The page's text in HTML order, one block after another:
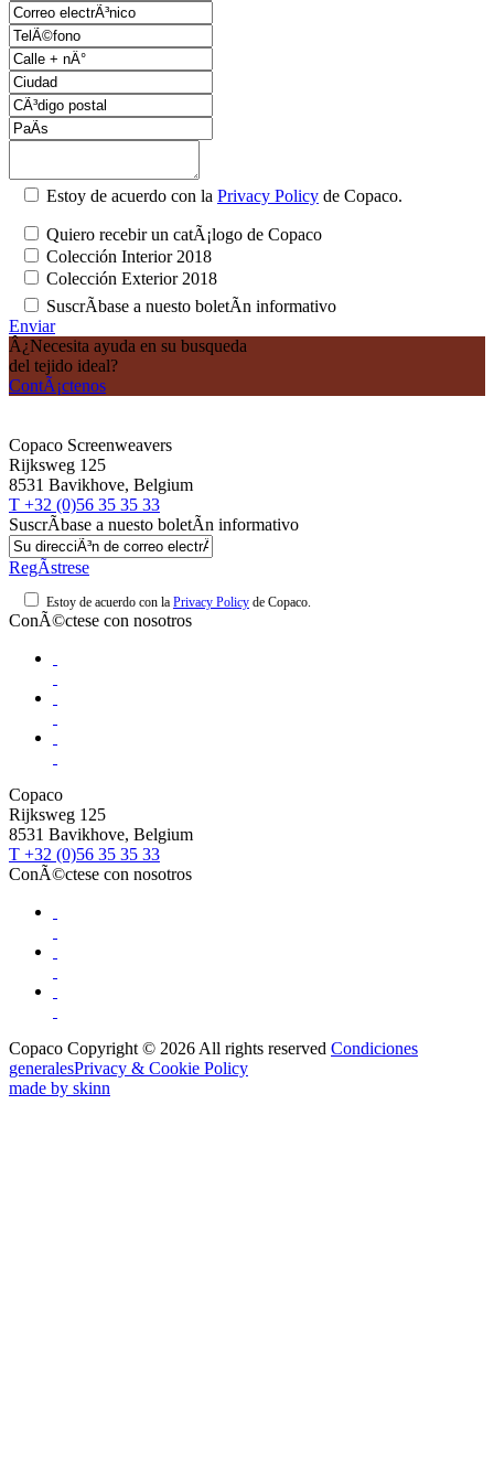
Estoy de acuerdo con la Privacy Policy de Copaco.
Quiero recebir un catÃ¡logo de Copaco
Colección Interior 2018
Colección Exterior 2018
SuscrÃ­base a nuesto boletÃ­n informativo
Enviar
Â¿Necesita ayuda en su busqueda
del tejido ideal?
ContÃ¡ctenos
Copaco Screenweavers
Rijksweg 125
8531 Bavikhove, Belgium
T +32 (0)56 35 35 33
SuscrÃ­base a nuesto boletÃ­n informativo
RegÃ­strese
Estoy de acuerdo con la Privacy Policy de Copaco.
ConÃ©ctese con nosotros
Copaco
Rijksweg 125
8531 Bavikhove, Belgium
T +32 (0)56 35 35 33
ConÃ©ctese con nosotros
Copaco Copyright © 2026 All rights reserved Condiciones
generalesPrivacy & Cookie Policy
made by skinn